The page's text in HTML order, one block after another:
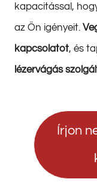
kapacitással,
az Ön igényeit.
kapcsolatot, és
lézervágás
Írjon